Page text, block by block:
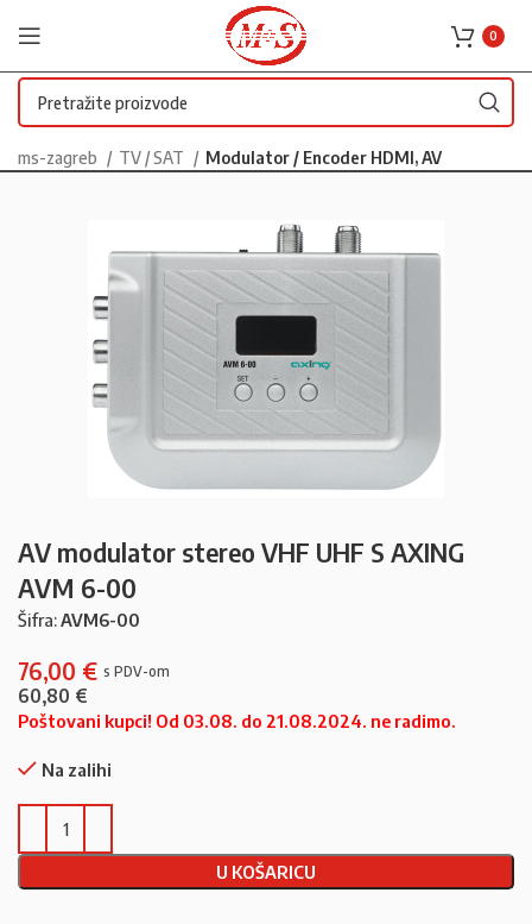
0
ms-zagreb TV / SAT Modulator / Encoder HDMI, AV
AV modulator stereo VHF UHF S AXING
AVM 6-00
Šifra:AVM6-00
76,00 €
60,80 €
Poštovani kupci! Od 03.08. do 21.08.2024. ne radimo.
Na zalihi
U KOŠARICU